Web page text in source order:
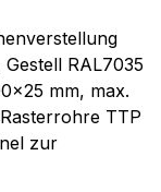
RAL7035
mm, max.
TTP
zur